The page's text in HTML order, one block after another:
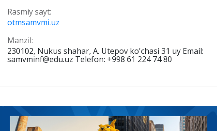
Rasmiy sayt:
otmsamvmi.uz
Manzil:
230102, Nukus shahar, A. Utepov ko'chasi 31 uy Email:
samvminf@edu.uz Telefon: +998 61 224 74 80